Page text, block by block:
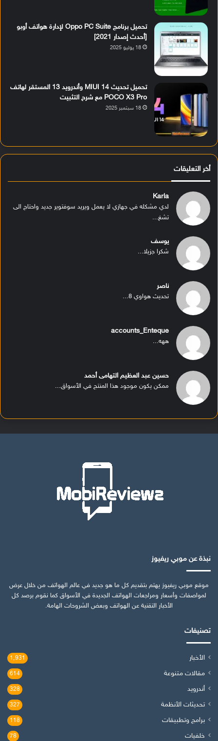
تحميل برنامج Oppo PC Suite لإدارة هواتف أوبو
[أحدث إصدار 2021]
18 يوليو 2025
تحميل تحديث MIUI 14 وأندرويد 13 المستقر لهاتف
POCO X3 Pro مع شرح التثبيت
18 سبتمبر 2025
أخر التعليقات
Karla
لدي مشكله في جهازي لا يعمل ويريد سوفتوير جديد واحتاج الى
تشغ...
يوسف
شكرا جزيلا...
ناصر
تحديث هواوي 8...
accounts_Enteque
ههه...
حسين عبد العظيم التهامى أحمد
ممكن يكون موجود هذا المنتج في الأسواق...
نبذة عن موبي ريفيوز
موقع موبي ريفيوز يهتم بتقديم كل ما هو جديد في عالم الهواتف من خلال عرض
لمواصفات وأسعار ومراجعات الهواتف الجديدة في الأسواق كما نقوم برصد كل
الأخبار التقنية عن الهواتف وبعض الشروحات الهامة.
تصنيفات
الأخبار 1٬931
مقالات متنوعة 614
أندرويد 328
تحديثات الأنظمة 327
برامج وتطبيقات 118
خلفيات 78